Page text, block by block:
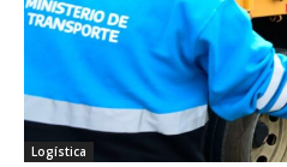
Logística